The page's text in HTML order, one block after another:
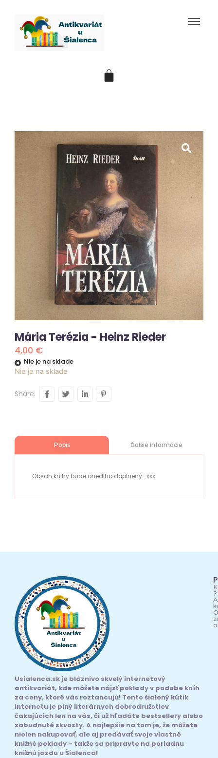
Mária Terézia - Heinz Rieder
4,00 €
Nie je na sklade
Nie je na sklade
Share:
Popis Ďalšie informácie
Obsah knihy bude onedlho doplnený… xxx
Usialenca.sk je bláznivo skvelý internetový
antikvariát, kde môžete nájsť poklady v podobe kníh
za ceny, ktoré vás roztancujú! Tento šialený kútik
internetu je plný literárnych dobrodružstiev
čakajúcich len na vás, či už hľadáte bestsellery alebo
zabudnuté skvosty. A najlepšie na tom je, že môžete
nielen nakupovať, ale aj predávať svoje vlastné
knižné poklady – takže sa pripravte na poriadnu
knižnú jazdu u Šialenca!
?